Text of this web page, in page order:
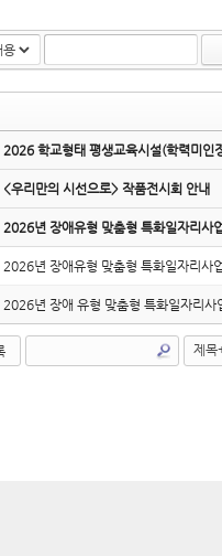
2026 학교형태 평생교육시설(학력미인
<우리만의 시선으로> 작품전시회 안내
2026년 장애유형 맞춤형 특화일자리
2026년 장애유형 맞춤형 특화일자리
2026년 장애 유형 맞춤형 특화일자리